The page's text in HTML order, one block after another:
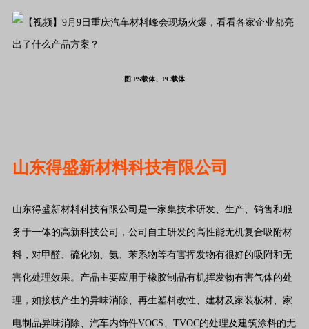
图 PS载体、PC载体
山东得盛新材料科技有限公司
山东得盛新材料科技有限公司是一家集技术研发、生产、销售和服
务于一体的高新科技公司，公司自主研发的高性能无机复合吸附材
料，对甲醛、硫化物、氨、苯系物等有害挥发物有很好的吸附和无
害化处理效果。产品主要应用于橡胶制品有机挥发物有害气体的处
理，如接枝产生的异味消除、再生塑料改性、建材及家装板材、家
电制品异味消除、汽车内饰件VOCS、TVOC的处理及建筑涂料的无